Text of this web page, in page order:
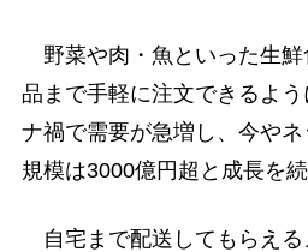
野菜や肉・魚といった生鮮
品まで手軽に注文できるよ
ナ禍で需要が急増し、今や
規模は3000億円超と成長を続
自宅まで配送してもらえる